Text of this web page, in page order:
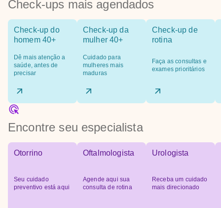
Check-ups mais agendados
Check-up do
homem 40+
Dê mais atenção a
saúde, antes de
precisar
Check-up da
mulher 40+
Cuidado para
mulheres mais
maduras
Check-up de
rotina
Faça as consultas e
exames prioritários
Encontre seu especialista
Otorrino
Seu cuidado
preventivo está aqui
Oftalmologista
Agende aqui sua
consulta de rotina
Urologista
Receba um cuidado
mais direcionado